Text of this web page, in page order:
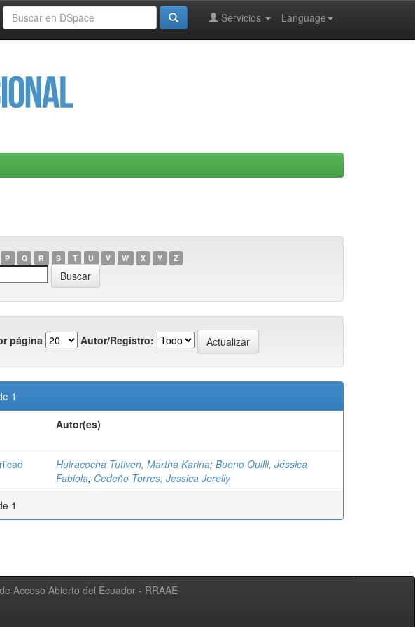
Language
Servicios
P Q R S T U V W X Y Z
página Autor/Registro:
1
Autor(es)
Huiracocha Tutiven, Martha Karina; Bueno Quilli, Jéssica
Fabiola; Cedeño Torres, Jessica Jerelly
1
Acceso Abierto del Ecuador - RRAAE